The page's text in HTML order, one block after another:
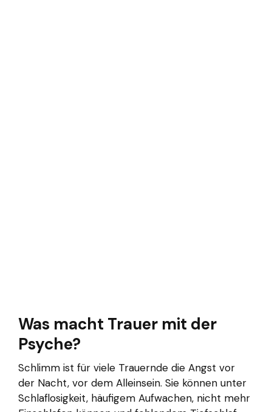
Was macht Trauer mit der
Psyche?
Schlimm ist für viele Trauernde die Angst vor
der Nacht, vor dem Alleinsein. Sie können unter
Schlaflosigkeit, häufigem Aufwachen, nicht mehr